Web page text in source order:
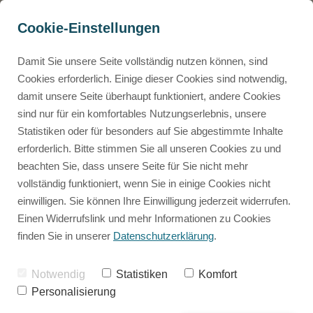
Inputs aus der Welt der
Herzensenergie
Cookie-Einstellungen
Damit Sie unsere Seite vollständig nutzen können, sind
Cookies erforderlich. Einige dieser Cookies sind notwendig,
damit unsere Seite überhaupt funktioniert, andere Cookies
sind nur für ein komfortables Nutzungserlebnis, unsere
Statistiken oder für besonders auf Sie abgestimmte Inhalte
erforderlich. Bitte stimmen Sie all unseren Cookies zu und
beachten Sie, dass unsere Seite für Sie nicht mehr
vollständig funktioniert, wenn Sie in einige Cookies nicht
einwilligen. Sie können Ihre Einwilligung jederzeit widerrufen.
Einen Widerrufslink und mehr Informationen zu Cookies
finden Sie in unserer Datenschutzerklärung.
Notwendig Statistiken
Komfort
Personalisierung